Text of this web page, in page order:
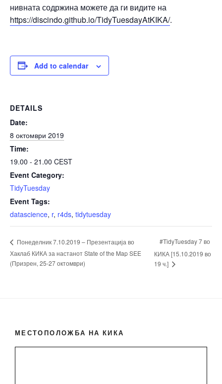
нивната содржина можете да ги видите на
https://discindo.github.io/TidyTuesdayAtKIKA/.
Add to calendar
DETAILS
Date:
8 октомври 2019
Time:
19.00 - 21.00 CEST
Event Category:
TidyTuesday
Event Tags:
datascience, r, r4ds, tidytuesday
Понеделник 7.10.2019 – Презентација во
Хаклаб КИКА за настанот State of the Map SEE
(Призрен, 25-27 октомври)
#TidyTuesday 7 во
КИКА [15.10.2019 во
19 ч.]
МЕСТОПОЛОЖБА НА КИКА